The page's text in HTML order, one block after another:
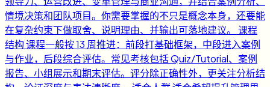
情境决策和团队项目。你需要掌握的不只是概念本身，还要能
在复杂约束下做取舍、说明理由、并输出可落地建议。 课程
结构 课程一般按 13 周推进：前段打基础框架，中段进入案例
与作业，后段综合评估。常见考核包括 Quiz/Tutorial、案例
报告、小组展示和期末评估。评分除正确性外，更关注分析结